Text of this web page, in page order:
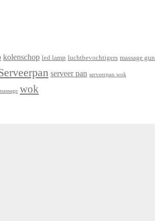
kolenschop led lamp luchtbevochtigers massage gun
serveer pan serveerpan wok
wok